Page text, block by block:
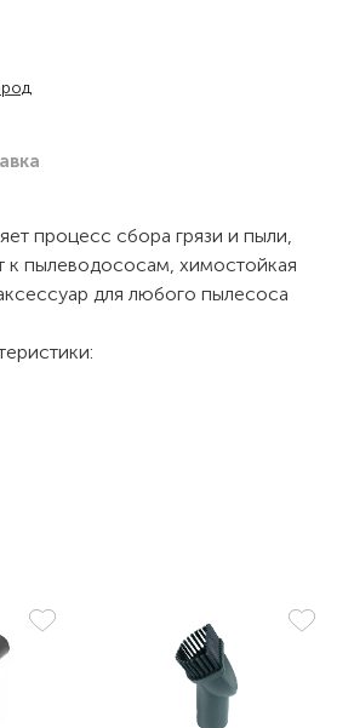
процесс сбора грязи и пыли,
к пылеводососам, химостойкая
для любого пылесоса